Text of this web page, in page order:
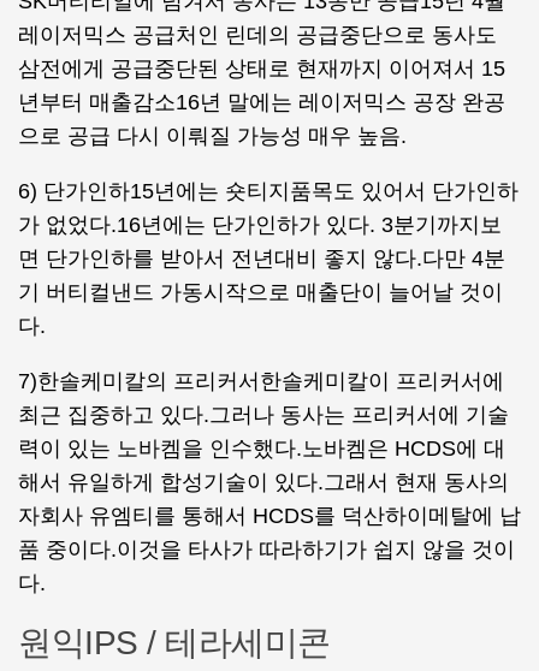
레이저믹스 공급처인 린데의 공급중단으로 동사도
삼전에게 공급중단된 상태로 현재까지 이어져서 15
년부터 매출감소16년 말에는 레이저믹스 공장 완공
으로 공급 다시 이뤄질 가능성 매우 높음.
6) 단가인하15년에는 숏티지품목도 있어서 단가인하
가 없었다.16년에는 단가인하가 있다. 3분기까지보
면 단가인하를 받아서 전년대비 좋지 않다.다만 4분
기 버티컬낸드 가동시작으로 매출단이 늘어날 것이
다.
7)한솔케미칼의 프리커서한솔케미칼이 프리커서에
최근 집중하고 있다.그러나 동사는 프리커서에 기술
력이 있는 노바켐을 인수했다.노바켐은 HCDS에 대
해서 유일하게 합성기술이 있다.그래서 현재 동사의
자회사 유엠티를 통해서 HCDS를 덕산하이메탈에 납
품 중이다.이것을 타사가 따라하기가 쉽지 않을 것이
다.
원익IPS / 테라세미콘